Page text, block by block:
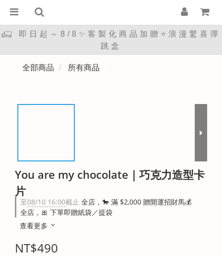
即日起～8/8✨客製化商品加贈⭐浪漫驚喜彈
跳盒
全部商品 所有商品
You are my chocolate｜巧克力造型卡
片
至08/10 16:00截止 全店，🐎 滿 $2,000 贈開運招財馬💰
全店，🎀 下單即贈紙袋／提袋
查看更多
NT$490